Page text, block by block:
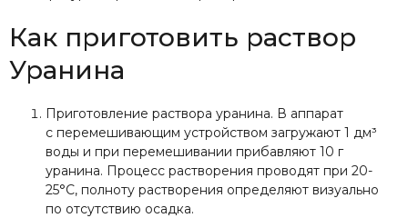
Как приготовить раствор
Уранина
Приготовление раствора уранина. В аппарат
с перемешивающим устройством загружают 1 дм³
воды и при перемешивании прибавляют 10 г
уранина. Процесс растворения проводят при 20-
25°С, полноту растворения определяют визуально
по отсутствию осадка.